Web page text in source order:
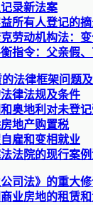
录新法案
所有人登记的
劳动机构法：
指令：父亲假
法律框架问题
律法规及条件
奥地利对未登
地产购置税
雇和变相就业
法院的现行案
司法》的重大
业房地的租赁